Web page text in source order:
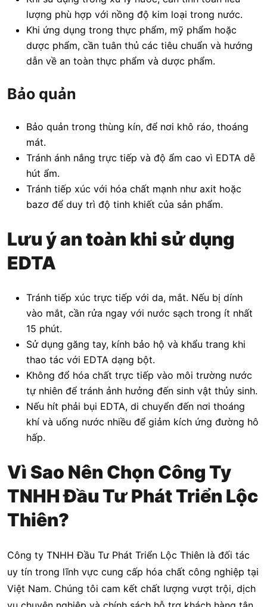
lượng phù hợp với nồng độ kim loại trong nước.
Khi ứng dụng trong thực phẩm, mỹ phẩm hoặc
dược phẩm, cần tuân thủ các tiêu chuẩn và hướng
dẫn về an toàn thực phẩm và dược phẩm.
Bảo quản
Bảo quản trong thùng kín, để nơi khô ráo, thoáng
mát.
Tránh ánh nắng trực tiếp và độ ẩm cao vì EDTA dễ
hút ẩm.
Tránh tiếp xúc với hóa chất mạnh như axit hoặc
bazơ để duy trì độ tinh khiết của sản phẩm.
Lưu ý an toàn khi sử dụng
EDTA
Tránh tiếp xúc trực tiếp với da, mắt. Nếu bị dính
vào mắt, cần rửa ngay với nước sạch trong ít nhất
15 phút.
Sử dụng găng tay, kính bảo hộ và khẩu trang khi
thao tác với EDTA dạng bột.
Không đổ hóa chất trực tiếp vào môi trường nước
tự nhiên để tránh ảnh hưởng đến sinh vật thủy sinh.
Nếu hít phải bụi EDTA, di chuyển đến nơi thoáng
khí và uống nước nhiều để giảm kích ứng đường hô
hấp.
Vì Sao Nên Chọn Công Ty
TNHH Đầu Tư Phát Triển Lộc
Thiên?
Công ty TNHH Đầu Tư Phát Triển Lộc Thiên là đối tác
uy tín trong lĩnh vực cung cấp hóa chất công nghiệp tại
Việt Nam. Chúng tôi cam kết chất lượng vượt trội, dịch